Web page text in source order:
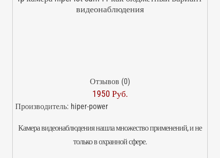
видеонаблюдения
Отзывов (0)
1950 Руб.
Производитель: hiper-power
Камера видеонаблюдения нашла множество применений, и не
только в охранной сфере.